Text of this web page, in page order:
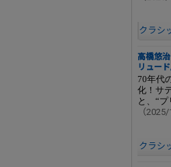
クラシ
高橋悠
リュー
70年代
化！サ
と、“
（2025/
クラシ